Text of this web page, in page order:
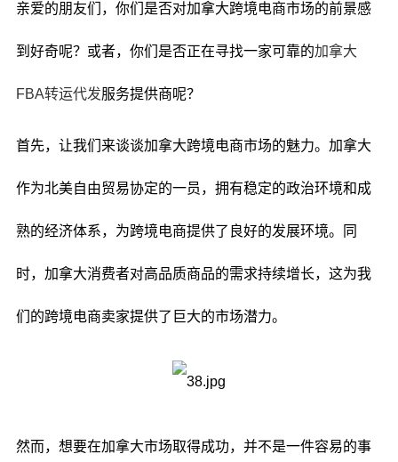
亲爱的朋友们，你们是否对加拿大跨境电商市场的前景感
到好奇呢？或者，你们是否正在寻找一家可靠的加拿大
FBA转运代发服务提供商呢？
首先，让我们来谈谈加拿大跨境电商市场的魅力。加拿大
作为北美自由贸易协定的一员，拥有稳定的政治环境和成
熟的经济体系，为跨境电商提供了良好的发展环境。同
时，加拿大消费者对高品质商品的需求持续增长，这为我
们的跨境电商卖家提供了巨大的市场潜力。
然而，想要在加拿大市场取得成功，并不是一件容易的事